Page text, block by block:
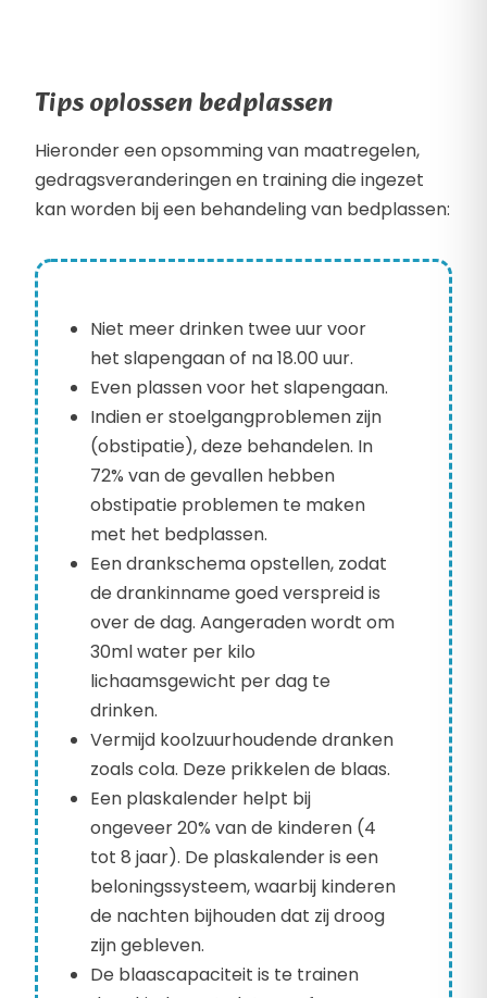
Tips oplossen bedplassen
Hieronder een opsomming van maatregelen,
gedragsveranderingen en training die ingezet
kan worden bij een behandeling van bedplassen:
Niet meer drinken twee uur voor
het slapengaan of na 18.00 uur.
Even plassen voor het slapengaan.
Indien er stoelgangproblemen zijn
(obstipatie), deze behandelen. In
72% van de gevallen hebben
obstipatie problemen te maken
met het bedplassen.
Een drankschema opstellen, zodat
de drankinname goed verspreid is
over de dag. Aangeraden wordt om
30ml water per kilo
lichaamsgewicht per dag te
drinken.
Vermijd koolzuurhoudende dranken
zoals cola. Deze prikkelen de blaas.
Een plaskalender helpt bij
ongeveer 20% van de kinderen (4
tot 8 jaar). De plaskalender is een
beloningssysteem, waarbij kinderen
de nachten bijhouden dat zij droog
zijn gebleven.
De blaascapaciteit is te trainen